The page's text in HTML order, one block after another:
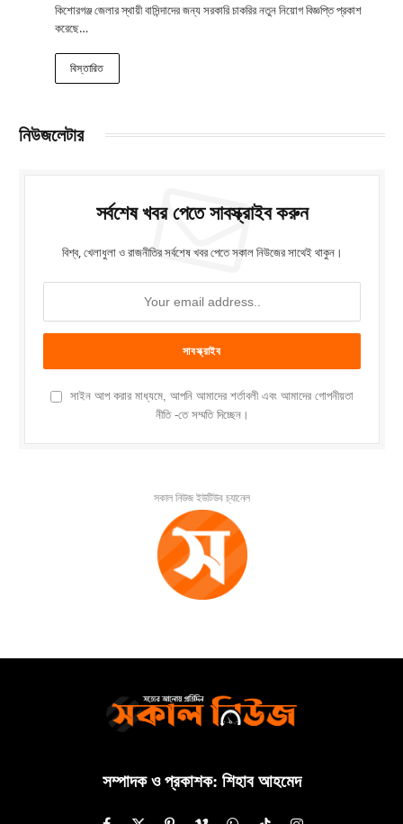
কিশোরগঞ্জ জেলার স্থায়ী বাসিন্দাদের জন্য সরকারি চাকরির নতুন নিয়োগ বিজ্ঞপ্তি প্রকাশ
করেছে…
বিস্তারিত
নিউজলেটার
সর্বশেষ খবর পেতে সাবস্ক্রাইব করুন
বিশ্ব, খেলাধুলা ও রাজনীতির সর্বশেষ খবর পেতে সকাল নিউজের সাথেই থাকুন।
সাইন আপ করার মাধ্যমে, আপনি আমাদের শর্তাবলী এবং আমাদের গোপনীয়তা
নীতি -তে সম্মতি দিচ্ছেন।
সকাল নিউজ ইউটিউব চ্যানেল
সম্পাদক ও প্রকাশক: শিহাব আহমেদ